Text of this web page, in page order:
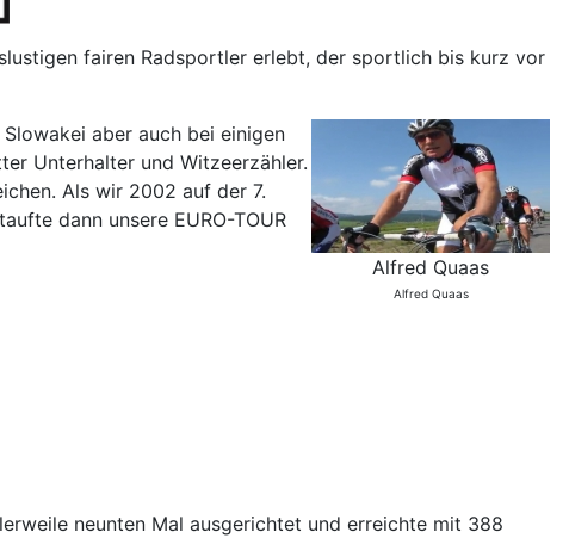
fairen Radsportler erlebt, der sportlich bis kurz vor
Alfred Quaas
Alfred Quaas
aber auch bei einigen
Unterhalter und Witzeerzähler.
Als wir 2002 auf der 7.
dann unsere EURO-TOUR
neunten Mal ausgerichtet und erreichte mit 388